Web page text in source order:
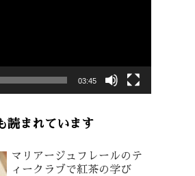
03:45
読まれています
マリアージュフレールのテ
ィークラブで紅茶の学び